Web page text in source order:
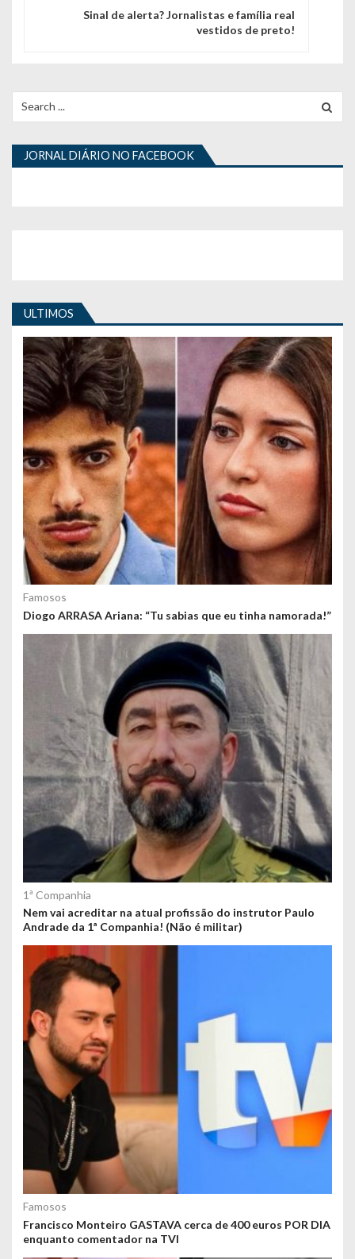
o
d
e
g
o
s
Sinal de alerta? Jornalistas e família real
vestidos de preto!
for:
JORNAL DIÁRIO NO FACEBOOK
ULTIMOS
Famosos
Diogo ARRASA Ariana: “Tu sabias que eu tinha namorada!”
1ª Companhia
Nem vai acreditar na atual profissão do instrutor Paulo
Andrade da 1ª Companhia! (Não é militar)
Famosos
Francisco Monteiro GASTAVA cerca de 400 euros POR DIA
enquanto comentador na TVI